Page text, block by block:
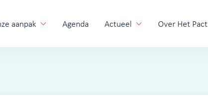
aanpak Agenda Actueel Over Het Pact